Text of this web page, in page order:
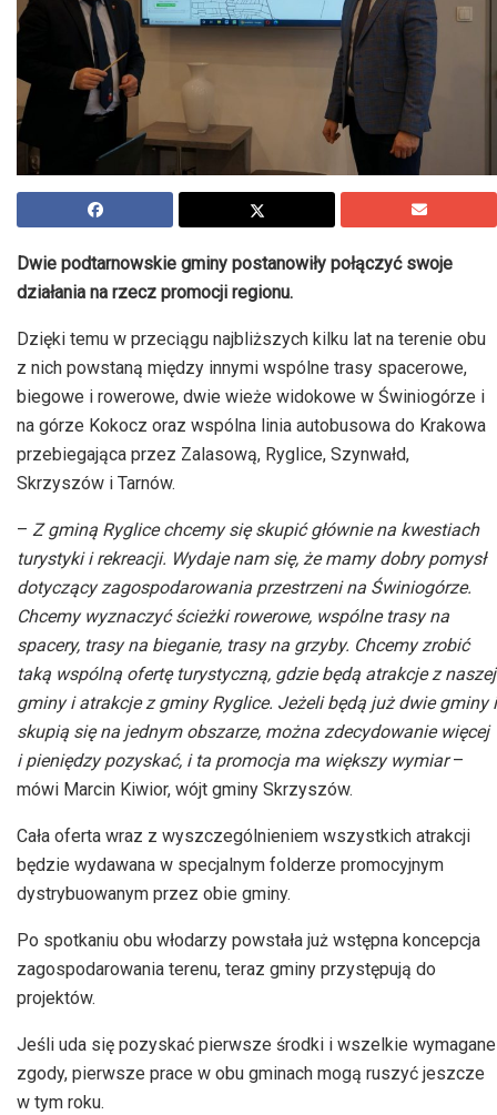
Dwie podtarnowskie gminy postanowiły połączyć swoje
działania na rzecz promocji regionu.
Dzięki temu w przeciągu najbliższych kilku lat na terenie obu
z nich powstaną między innymi wspólne trasy spacerowe,
biegowe i rowerowe, dwie wieże widokowe w Świniogórze i
na górze Kokocz oraz wspólna linia autobusowa do Krakowa
przebiegająca przez Zalasową, Ryglice, Szynwałd,
Skrzyszów i Tarnów.
– Z gminą Ryglice chcemy się skupić głównie na kwestiach
turystyki i rekreacji. Wydaje nam się, że mamy dobry pomysł
dotyczący zagospodarowania przestrzeni na Świniogórze.
Chcemy wyznaczyć ścieżki rowerowe, wspólne trasy na
spacery, trasy na bieganie, trasy na grzyby. Chcemy zrobić
taką wspólną ofertę turystyczną, gdzie będą atrakcje z naszej
gminy i atrakcje z gminy Ryglice. Jeżeli będą już dwie gminy i
skupią się na jednym obszarze, można zdecydowanie więcej
i pieniędzy pozyskać, i ta promocja ma większy wymiar–
mówi Marcin Kiwior, wójt gminy Skrzyszów.
Cała oferta wraz z wyszczególnieniem wszystkich atrakcji
będzie wydawana w specjalnym folderze promocyjnym
dystrybuowanym przez obie gminy.
Po spotkaniu obu włodarzy powstała już wstępna koncepcja
zagospodarowania terenu, teraz gminy przystępują do
projektów.
Jeśli uda się pozyskać pierwsze środki i wszelkie wymagane
zgody, pierwsze prace w obu gminach mogą ruszyć jeszcze
w tym roku.